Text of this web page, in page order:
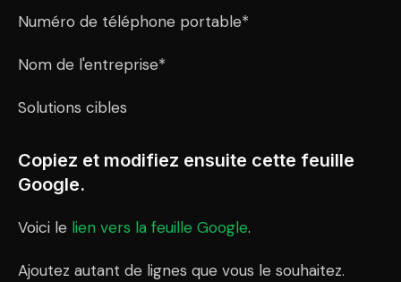
Numéro de téléphone portable*
Nom de l'entreprise*
Solutions cibles
Copiez et modifiez ensuite cette feuille
Google.
Voici le lien vers la feuille Google.
Ajoutez autant de lignes que vous le souhaitez.